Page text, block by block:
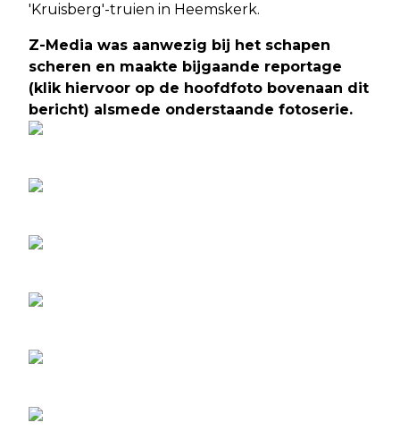
'Kruisberg'-truien in Heemskerk.
Z-Media was aanwezig bij het schapen
scheren en maakte bijgaande reportage
(klik hiervoor op de hoofdfoto bovenaan dit
bericht) alsmede onderstaande fotoserie.